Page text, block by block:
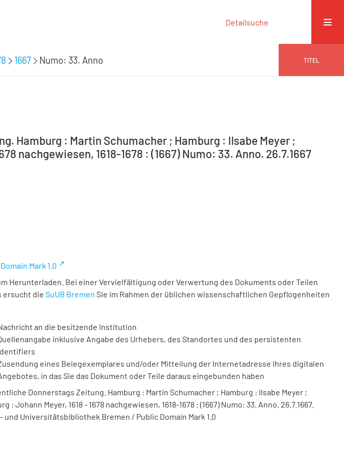
Detailsuche
1667 Numo: 33. Anno TITEL
Hamburg : Martin Schumacher ; Hamburg : Ilsabe Meyer ;
nachgewiesen, 1618-1678 : (1667) Numo: 33. Anno. 26.7.1667
Mark 1.0
Herunterladen. Bei einer Vervielfältigung oder Verwertung des Dokuments oder Teilen
ersucht die SuUB Bremen Sie im Rahmen der üblichen wissenschaftlichen Gepflogenheiten
an die besitzende Institution
inklusive Angabe des Urhebers, des Standortes und des persistenten
eines Belegexemplares und/oder Mitteilung der Internetadresse Ihres digitalen
in das Sie das Dokument oder Teile daraus eingebunden haben
Donnerstags Zeitung. Hamburg : Martin Schumacher ; Hamburg : Ilsabe Meyer ;
: Johann Meyer, 1618 - 1678 nachgewiesen, 1618-1678 : (1667) Numo: 33. Anno. 26.7.1667.
und Universitätsbibliothek Bremen / Public Domain Mark 1.0